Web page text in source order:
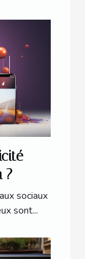
?
sociaux
sont...